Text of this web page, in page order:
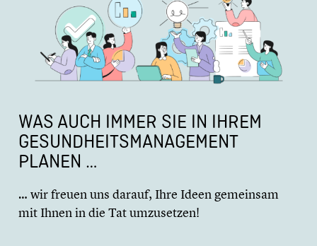
WAS AUCH IMMER SIE IN IHREM
GESUNDHEITS­MANAGEMENT
PLANEN …
… wir freuen uns darauf, Ihre Ideen gemeinsam
mit Ihnen in die Tat umzuset­zen!